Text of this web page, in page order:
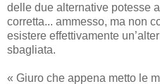
delle due alternative potesse
corretta... ammesso, ma non
esistere effettivamente
sbagliata.
« Giuro che appena metto le